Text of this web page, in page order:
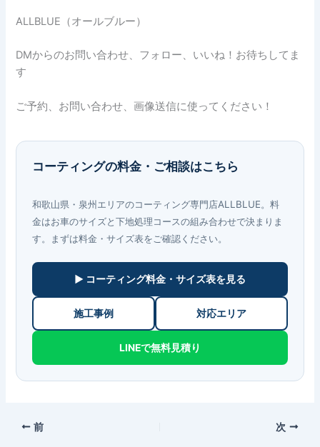
ALLBLUE（オールブルー）
DMからのお問い合わせ、フォロー、いいね！お待ちしてま
す
ご予約、お問い合わせ、画像送信に使ってください！
コーティングの料金・ご相談はこちら
和歌山県・泉州エリアのコーティング専門店ALLBLUE。料
金はお車のサイズと下地処理コースの組み合わせで決まりま
す。まずは料金・サイズ表をご確認ください。
▶ コーティング料金・サイズ表を見る
施工事例 対応エリア
LINEで無料見積り
前 次